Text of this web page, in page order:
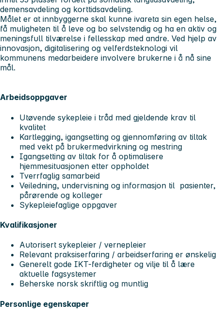
demensavdeling og korttidsavdeling.
Målet er at innbyggerne skal kunne ivareta sin egen helse,
få muligheten til å leve og bo selvstendig og ha en aktiv og
meningsfull tilværelse i fellesskap med andre. Ved hjelp av
innovasjon, digitalisering og velferdsteknologi vil
kommunens medarbeidere involvere brukerne i å nå sine
mål.
Arbeidsoppgaver
Utøvende sykepleie i tråd med gjeldende krav til
kvalitet
Kartlegging, igangsetting og gjennomføring av tiltak
med vekt på brukermedvirkning og mestring
Igangsetting av tiltak for å optimalisere
hjemmesituasjonen etter oppholdet
Tverrfaglig samarbeid
Veiledning, undervisning og informasjon til pasienter,
pårørende og kolleger
Sykepleiefaglige oppgaver
Kvalifikasjoner
Autorisert sykepleier / vernepleier
Relevant praksiserfaring / arbeidserfaring er ønskelig
Generelt gode IKT-ferdigheter og vilje til å lære
aktuelle fagsystemer
Beherske norsk skriftlig og muntlig
Personlige egenskaper